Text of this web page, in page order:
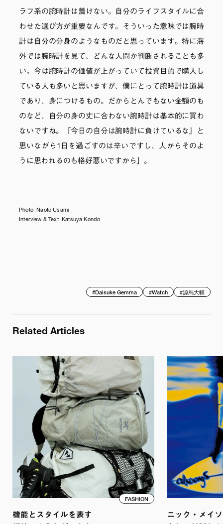
ラフ系の腕時計は着けない。自分のライフスタイルに合
わせた選び方が重要なんです。そういった意味では腕時
計は自分の分身のようなものだと思っています。特に海
外では腕時計を見て、どんな人間か判断されることも多
い。今は腕時計の価値が上がっていて投資目的で購入し
ている人も多いと思いますが、僕にとって腕時計は道具
であり、身につけるもの。だからとんでもない金額のも
のなど、自分の身の丈に合わない腕時計は基本的に買わ
ないですね。『今日の自分は腕時計に負けているな』と
思いながら1日を過ごすのは辛いですし、人からそのよ
うに思われるのも格好悪いですから」。
Photo Naoto Usami
Interview & Text Katsuya Kondo
#Daisuke Gemma #Watch #源馬大輔
Related Articles
FASHION
機能とスタイルを表す
ニック・メイ